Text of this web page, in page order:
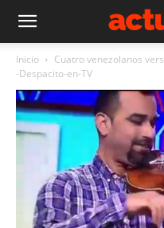
Inicio Cuatro venezolanos
-Despacito-en-TV